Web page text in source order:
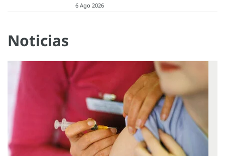
6 Ago 2026
Noticias